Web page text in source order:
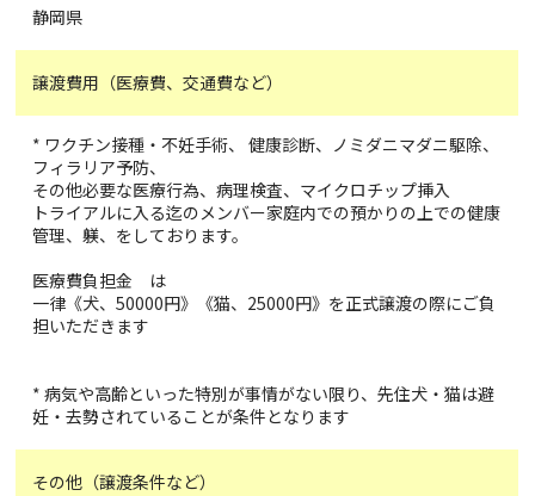
静岡県
譲渡費用（医療費、交通費など）
* ワクチン接種・不妊手術、 健康診断、ノミダニマダニ駆除、
フィラリア予防、
その他必要な医療行為、病理検査、マイクロチップ挿入
トライアルに入る迄のメンバー家庭内での預かりの上での健康
管理、躾、をしております。
医療費負担金 は
一律《犬、50000円》《猫、25000円》を正式譲渡の際にご負
担いただきます
* 病気や高齢といった特別が事情がない限り、先住犬・猫は避
妊・去勢されていることが条件となります
その他（譲渡条件など）